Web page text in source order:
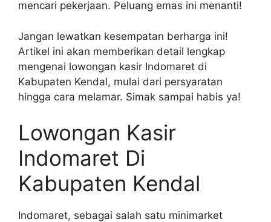
mencari pekerjaan. Peluang emas ini menanti!
Jangan lewatkan kesempatan berharga ini!
Artikel ini akan memberikan detail lengkap
mengenai lowongan kasir Indomaret di
Kabupaten Kendal, mulai dari persyaratan
hingga cara melamar. Simak sampai habis ya!
Lowongan Kasir
Indomaret Di
Kabupaten Kendal
Indomaret, sebagai salah satu minimarket